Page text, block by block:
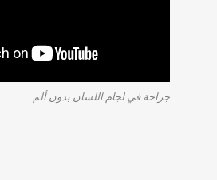
جراحة في لجام اللسان بدون ألم